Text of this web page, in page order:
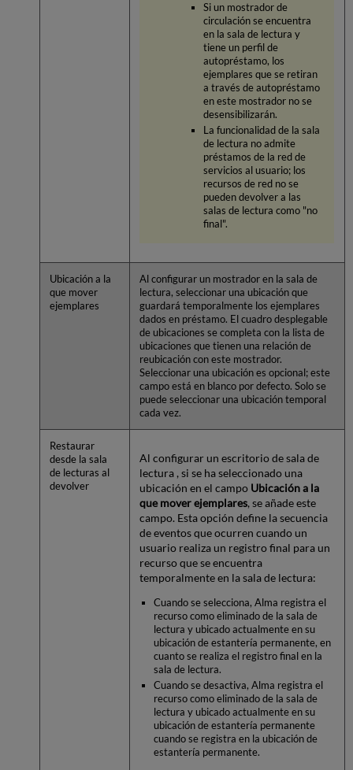
Si un mostrador de
circulación se encuentra
en la sala de lectura y
tiene un perfil de
autopréstamo, los
ejemplares que se retiran
a través de autopréstamo
en este mostrador no se
desensibilizarán.
La funcionalidad de la sala
de lectura no admite
préstamos de la red de
servicios al usuario; los
recursos de red no se
pueden devolver a las
salas de lectura como "no
final".
Ubicación a la
que mover
ejemplares
Al configurar un mostrador en la sala de
lectura, seleccionar una ubicación que
guardará temporalmente los ejemplares
dados en préstamo. El cuadro desplegable
de ubicaciones se completa con la lista de
ubicaciones que tienen una relación de
reubicación con este mostrador.
Seleccionar una ubicación es opcional; este
campo está en blanco por defecto. Solo se
puede seleccionar una ubicación temporal
cada vez.
Restaurar
desde la sala
de lecturas al
devolver
Al configurar un escritorio de sala de
lectura , si se ha seleccionado una
ubicación en el campo Ubicación a la
que mover ejemplares, se añade este
campo. Esta opción define la secuencia
de eventos que ocurren cuando un
usuario realiza un registro final para un
recurso que se encuentra
temporalmente en la sala de lectura:
Cuando se selecciona, Alma registra el
recurso como eliminado de la sala de
lectura y ubicado actualmente en su
ubicación de estantería permanente, en
cuanto se realiza el registro final en la
sala de lectura.
Cuando se desactiva, Alma registra el
recurso como eliminado de la sala de
lectura y ubicado actualmente en su
ubicación de estantería permanente
cuando se registra en la ubicación de
estantería permanente.